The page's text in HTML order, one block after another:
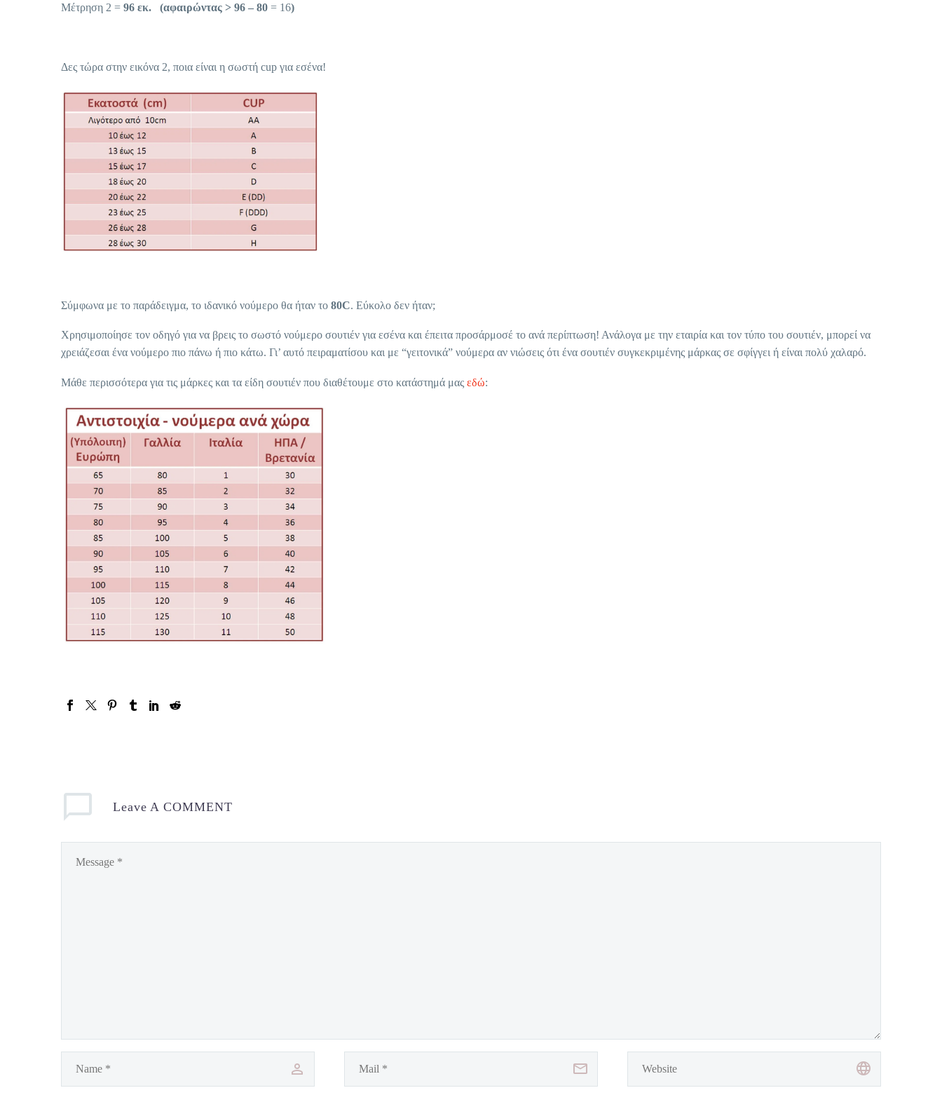
Μέτρηση 2 = 96 εκ. (αφαιρώντας > 96 – 80 = 16)
Δες τώρα στην εικόνα 2, ποια είναι η σωστή cup για εσένα!
Σύμφωνα με το παράδειγμα, το ιδανικό νούμερο θα ήταν το 80C. Εύκολο δεν ήταν;
Χρησιμοποίησε τον οδηγό για να βρεις το σωστό νούμερο σουτιέν για εσένα και έπειτα προσάρμοσέ το ανά περίπτωση! Ανάλογα με την εταιρία και τον τύπο του σουτιέν, μπορεί να
χρειάζεσαι ένα νούμερο πιο πάνω ή πιο κάτω. Γι’ αυτό πειραματίσου και με “γειτονικά” νούμερα αν νιώσεις ότι ένα σουτιέν συγκεκριμένης μάρκας σε σφίγγει ή είναι πολύ χαλαρό.
Μάθε περισσότερα για τις μάρκες και τα είδη σουτιέν που διαθέτουμε στο κατάστημά μας εδώ:
LeaveA COMMENT